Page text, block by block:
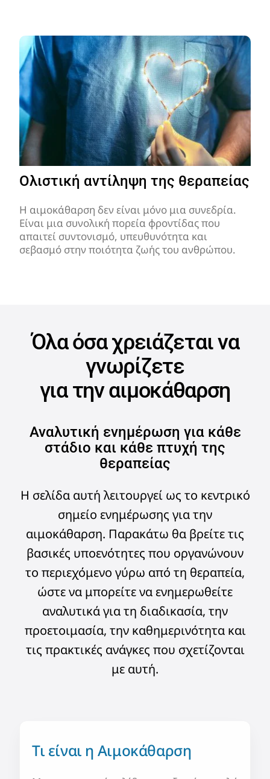
Ολιστική αντίληψη της θεραπείας
Η αιμοκάθαρση δεν είναι μόνο μια συνεδρία.
Είναι μια συνολική πορεία φροντίδας που
απαιτεί συντονισμό, υπευθυνότητα και
σεβασμό στην ποιότητα ζωής του ανθρώπου.
Όλα όσα χρειάζεται να
γνωρίζετε
για την αιμοκάθαρση
Αναλυτική ενημέρωση για κάθε
στάδιο και κάθε πτυχή της
θεραπείας
Η σελίδα αυτή λειτουργεί ως το κεντρικό
σημείο ενημέρωσης για την
αιμοκάθαρση. Παρακάτω θα βρείτε τις
βασικές υποενότητες που οργανώνουν
το περιεχόμενο γύρω από τη θεραπεία,
ώστε να μπορείτε να ενημερωθείτε
αναλυτικά για τη διαδικασία, την
προετοιμασία, την καθημερινότητα και
τις πρακτικές ανάγκες που σχετίζονται
με αυτή.
Τι είναι η Αιμοκάθαρση